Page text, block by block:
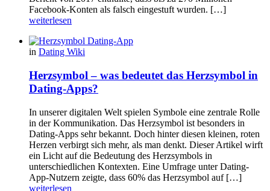
Facebook-Konten als falsch eingestuft wurden. […]
weiterlesen
in Dating Wiki
Herzsymbol – was bedeutet das Herzsymbol in
Dating-Apps?
In unserer digitalen Welt spielen Symbole eine zentrale Rolle
in der Kommunikation. Das Herzsymbol ist besonders in
Dating-Apps sehr bekannt. Doch hinter diesen kleinen, roten
Herzen verbirgt sich mehr, als man denkt. Dieser Artikel wirft
ein Licht auf die Bedeutung des Herzsymbols in
unterschiedlichen Kontexten. Eine Umfrage unter Dating-
App-Nutzern zeigte, dass 60% das Herzsymbol auf […]
weiterlesen